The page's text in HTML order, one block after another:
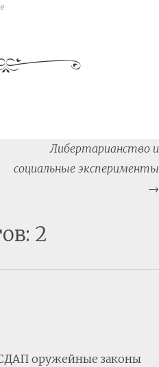
Либертарианство и
социальные эксперименты
→
2
оружейные законы